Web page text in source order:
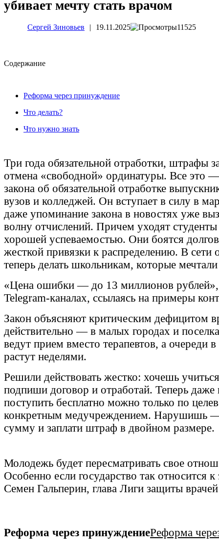
убивает мечту стать врачом
Сергей Зиновьев | 19.11.2025 11525
Cодержание
Реформа через принуждение
Что делать?
Что нужно знать
Три года обязательной отработки, штрафы
отмена «свободной» ординатуры. Все это
закона об обязательной отработке
вузов и колледжей. Он вступает в силу в
даже упоминание закона в новостях уже
волну отчислений. Причем уходят
хорошей успеваемостью. Они боятся
жесткой привязки к распределению. В сети
теперь делать школьникам, которые
«Цена ошибки — до 13 миллионов
Telegram-каналах, ссылаясь на примеры
Закон объясняют критическим дефицитом
действительно — в малых городах и
ведут прием вместо терапевтов, а очереди
растут неделями.
Решили действовать жестко: хочешь
подпиши договор и отработай. Теперь даже
поступить бесплатно можно только по
конкретным медучреждением. Нарушишь
сумму и заплати штраф в двойном размере.
Молодежь будет пересматривать свое
Особенно если государство так относится
Семен Гальперин, глава Лиги защиты врачей
Реформа через принуждениеРеформа